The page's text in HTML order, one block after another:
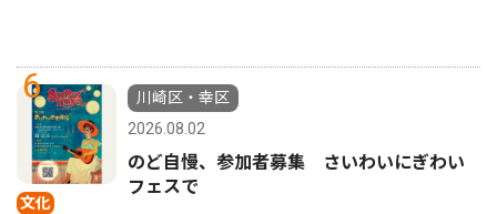
6
文化
川崎区・幸区
2026.08.02
のど自慢、参加者募集 さいわいにぎわい
フェスで